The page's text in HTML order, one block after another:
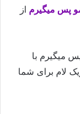
پس میگیرم از
میگیرم با
لام برای شما